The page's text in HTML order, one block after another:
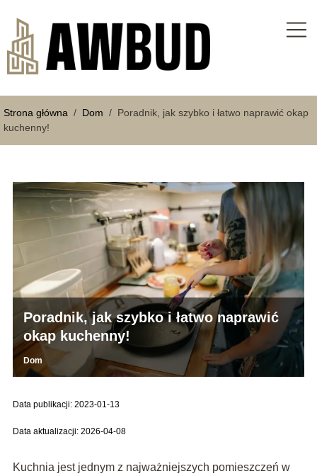
Strona główna / Dom / Poradnik, jak szybko i łatwo naprawić okap
kuchenny!
Poradnik, jak szybko i łatwo naprawić
okap kuchenny!
Dom
Data publikacji: 2023-01-13
Data aktualizacji: 2026-04-08
Kuchnia jest jednym z najważniejszych pomieszczeń w